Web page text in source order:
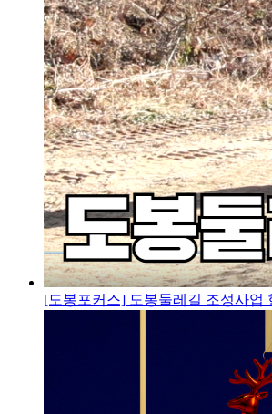
[도봉포커스] 도봉둘레길 조성사업